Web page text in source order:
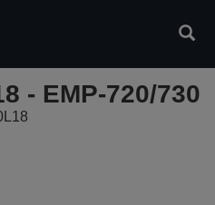
- EMP-720/730